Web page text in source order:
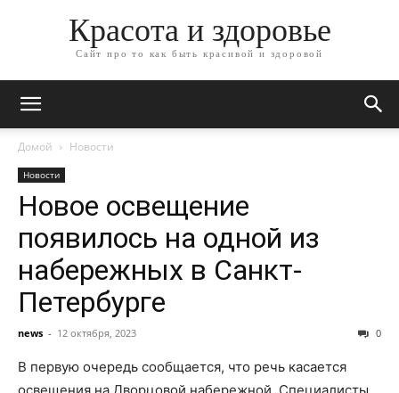
Красота и здоровье
Сайт про то как быть красивой и здоровой
Домой Новости
Новости
Новое освещение
появилось на одной из
набережных в Санкт-
Петербурге
news - 12 октября, 2023 0
В первую очередь сообщается, что речь касается